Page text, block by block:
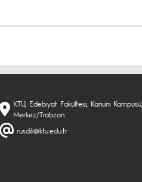
KTÜ, Edebiyat Fakültesi, Kanuni Kampüsü,
Merkez/Trabzon
rusdili@ktu.edu.tr